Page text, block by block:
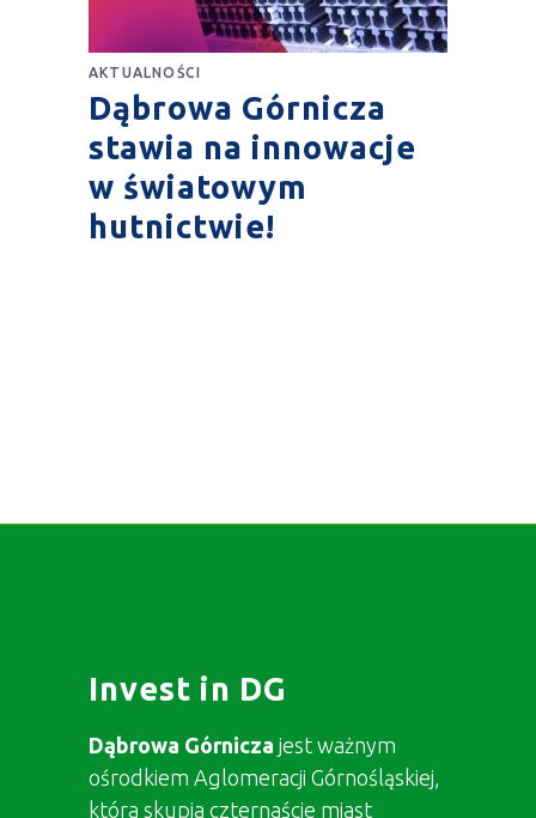
AKTUALNOŚCI
Dąbrowa Górnicza
stawia na innowacje
w światowym
hutnictwie!
Invest in DG
Dąbrowa Górnicza jest ważnym
ośrodkiem Aglomeracji Górnośląskiej,
która skupia czternaście miast